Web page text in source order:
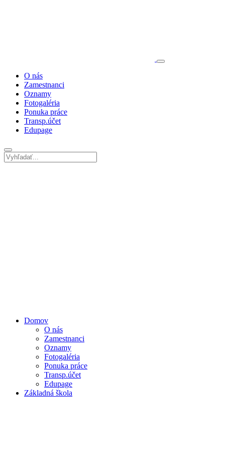
O nás
Zamestnanci
Oznamy
Fotogaléria
Ponuka práce
Transp.účet
Edupage
Domov
O nás
Zamestnanci
Oznamy
Fotogaléria
Ponuka práce
Transp.účet
Edupage
Základná škola